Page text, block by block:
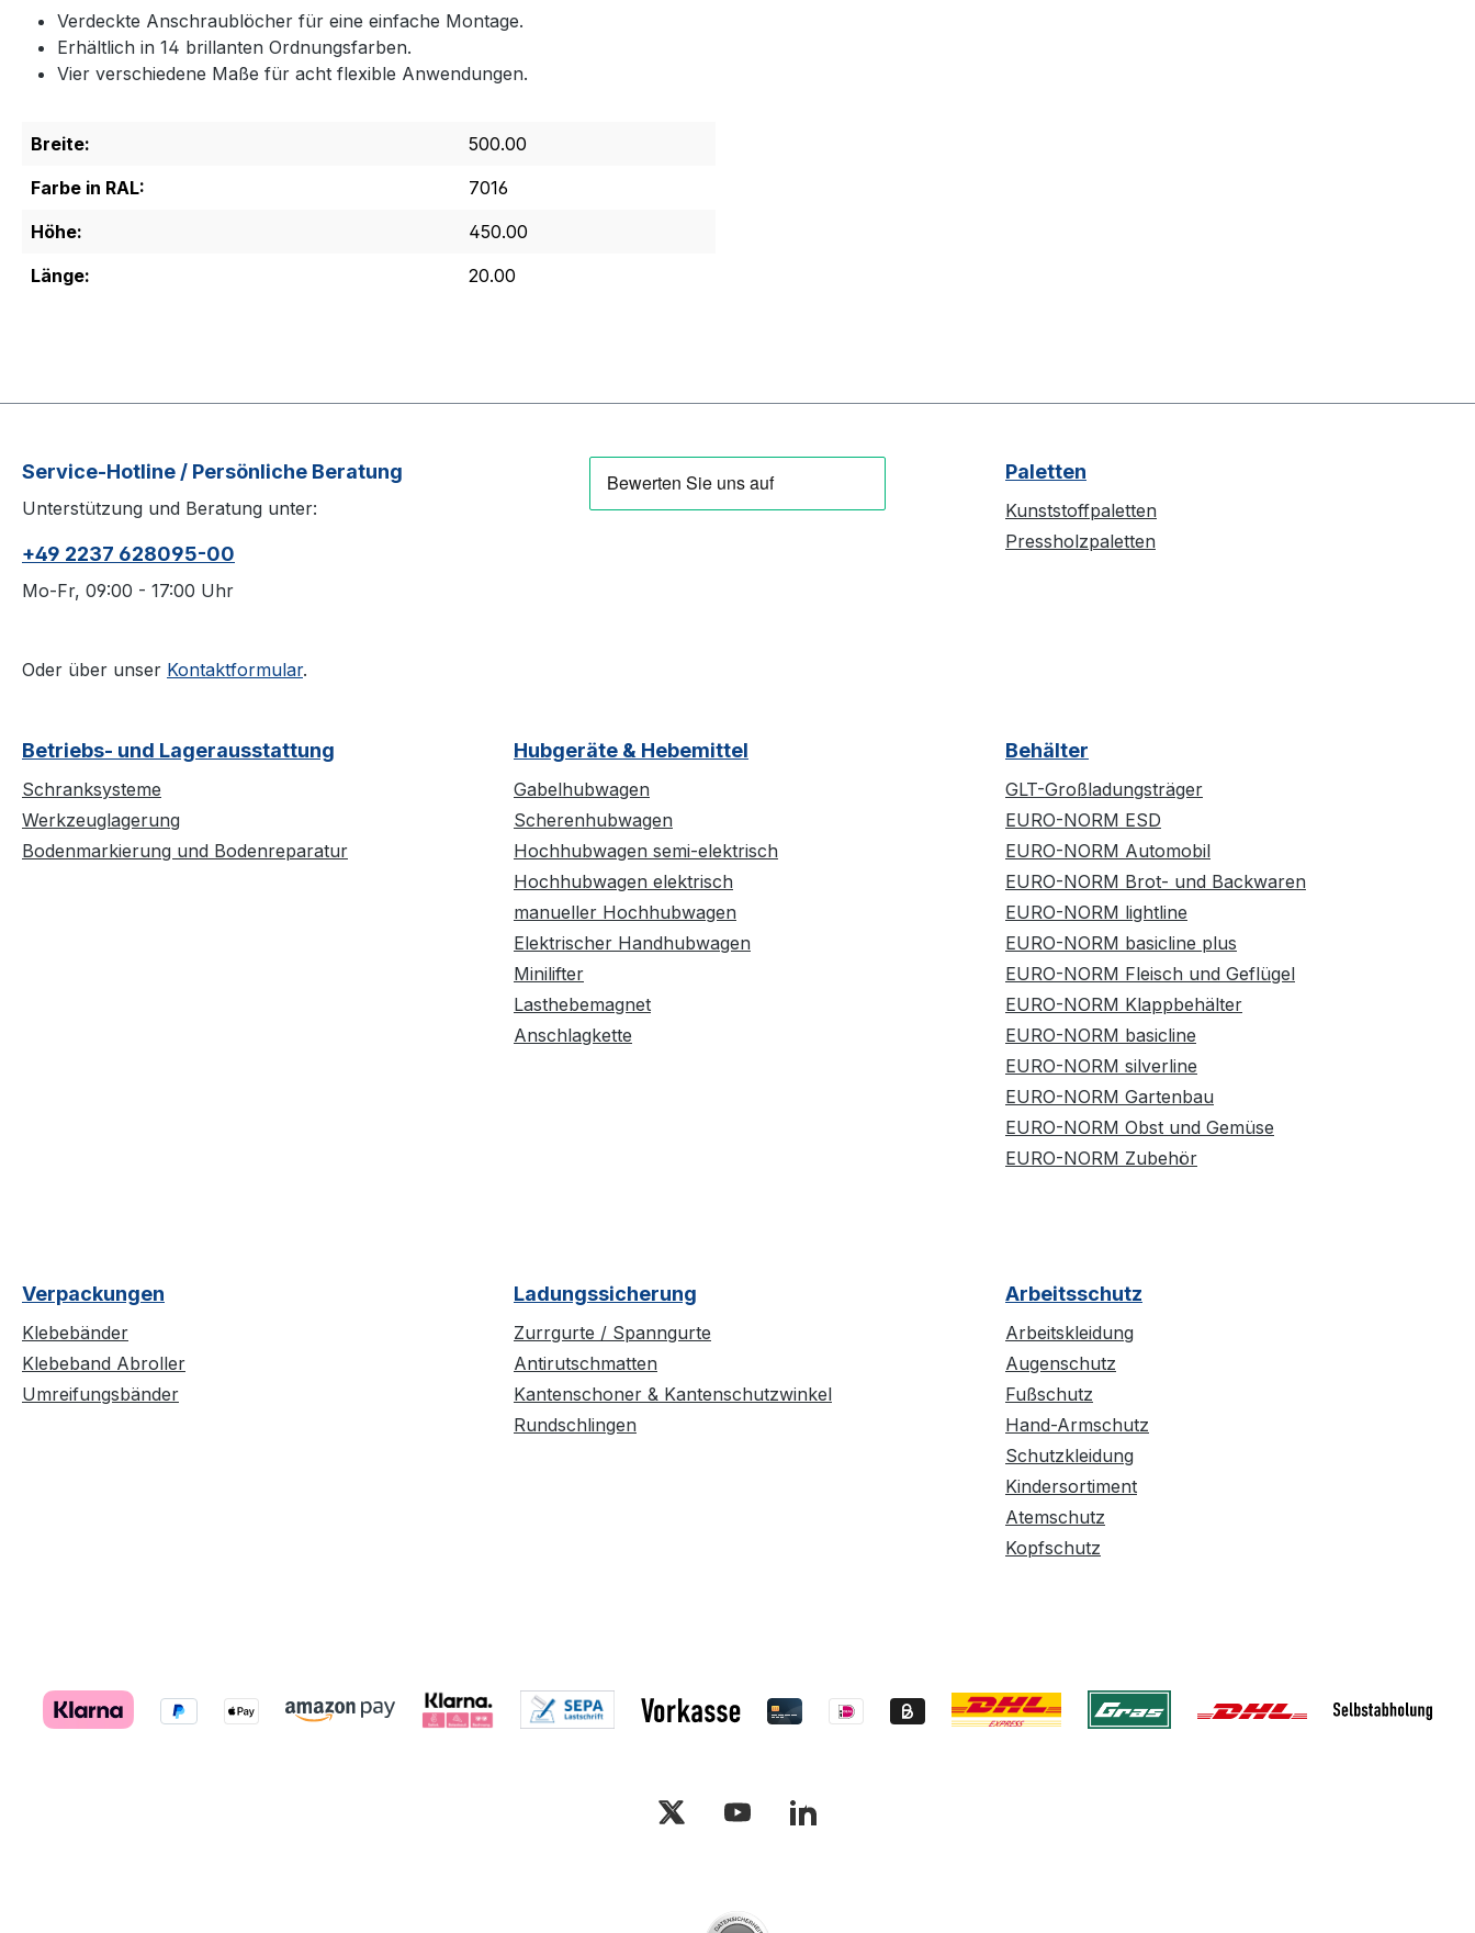
Verdeckte Anschraublöcher für eine einfache Montage.
Erhältlich in 14 brillanten Ordnungsfarben.
Vier verschiedene Maße für acht flexible Anwendungen.
Breite:
500.00
Farbe in RAL:
7016
Höhe:
450.00
Länge:
20.00
Service-Hotline / Persönliche Beratung
Unterstützung und Beratung unter:
+49 2237 628095-00
Mo-Fr, 09:00 - 17:00 Uhr
Oder über unser Kontaktformular.
Paletten
Kunststoffpaletten
Pressholzpaletten
Betriebs- und Lagerausstattung
Schranksysteme
Werkzeuglagerung
Bodenmarkierung und Bodenreparatur
Hubgeräte & Hebemittel
Gabelhubwagen
Scherenhubwagen
Hochhubwagen semi-elektrisch
Hochhubwagen elektrisch
manueller Hochhubwagen
Elektrischer Handhubwagen
Minilifter
Lasthebemagnet
Anschlagkette
Behälter
GLT-Großladungsträger
EURO-NORM ESD
EURO-NORM Automobil
EURO-NORM Brot- und Backwaren
EURO-NORM lightline
EURO-NORM basicline plus
EURO-NORM Fleisch und Geflügel
EURO-NORM Klappbehälter
EURO-NORM basicline
EURO-NORM silverline
EURO-NORM Gartenbau
EURO-NORM Obst und Gemüse
EURO-NORM Zubehör
Verpackungen
Klebebänder
Klebeband Abroller
Umreifungsbänder
Ladungssicherung
Zurrgurte / Spanngurte
Antirutschmatten
Kantenschoner & Kantenschutzwinkel
Rundschlingen
Arbeitsschutz
Arbeitskleidung
Augenschutz
Fußschutz
Hand-Armschutz
Schutzkleidung
Kindersortiment
Atemschutz
Kopfschutz